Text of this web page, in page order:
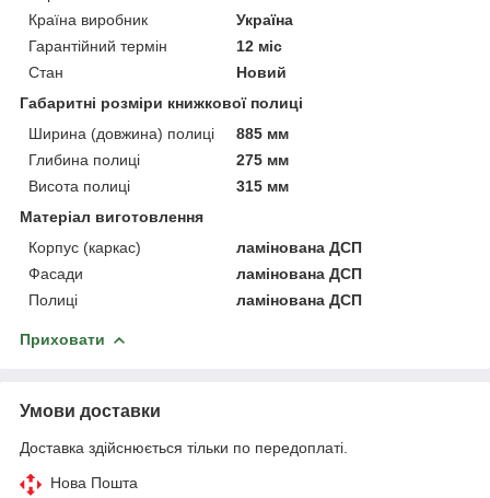
Країна виробник
Україна
Гарантійний термін
12 міс
Стан
Новий
Габаритні розміри книжкової полиці
Ширина (довжина) полиці
885 мм
Глибина полиці
275 мм
Висота полиці
315 мм
Матеріал виготовлення
Корпус (каркас)
ламінована ДСП
Фасади
ламінована ДСП
Полиці
ламінована ДСП
Приховати
Умови доставки
Доставка здійснюється тільки по передоплаті.
Нова Пошта